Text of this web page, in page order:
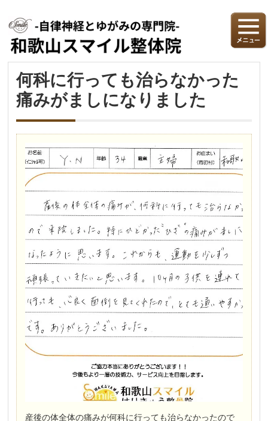
何科に行っても治らなかった
痛みがましになりました
産後の体全体の痛みが何科に行っても治らなかったので